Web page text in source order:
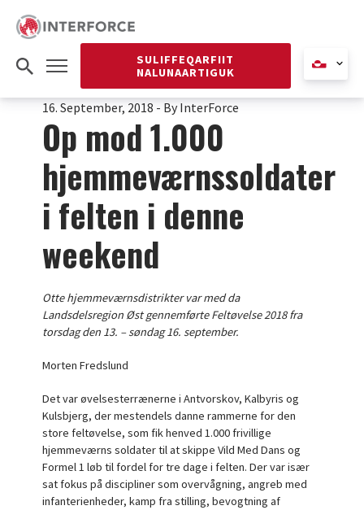
SULIFFEQARFIIT
NALUNAARTIGUK
16. September, 2018 - By InterForce
Op mod 1.000
hjemmeværnssoldater
i felten i denne
weekend
Otte hjemmeværnsdistrikter var med da
Landsdelsregion Øst gennemførte Feltøvelse 2018 fra
torsdag den 13. – søndag 16. september.
Morten Fredslund
Det var øvelsesterrænerne i Antvorskov, Kalbyris og
Kulsbjerg, der mestendels danne rammerne for den
store feltøvelse, som fik henved 1.000 frivillige
hjemmeværns soldater til at skippe Vild Med Dans og
Formel 1 løb til fordel for tre dage i felten. Der var især
sat fokus på discipliner som overvågning, angreb med
infanterienheder, kamp fra stilling, bevogtning af